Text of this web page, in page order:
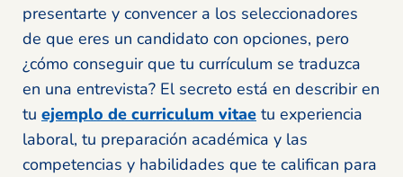
presentarte y convencer a los seleccionadores
de que eres un candidato con opciones, pero
¿cómo conseguir que tu currículum se traduzca
en una entrevista? El secreto está en describir en
tu ejemplo de curriculum vitae tu experiencia
laboral, tu preparación académica y las
competencias y habilidades que te califican para